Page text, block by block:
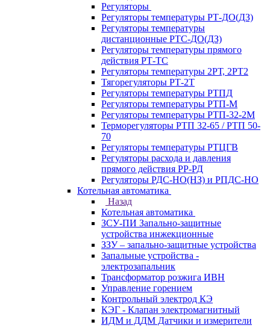
Регуляторы
Регуляторы температуры РТ-ДО(ДЗ)
Регуляторы температуры
дистанционные РТС-ДО(ДЗ)
Регуляторы температуры прямого
действия РТ-ТС
Регуляторы температуры 2РТ, 2РT2
Тягорегуляторы РТ-2Т
Регуляторы температуры РТПД
Регуляторы температуры РТП-M
Регуляторы температуры РТП-32-2М
Терморегуляторы РТП 32-65 / РТП 50-
70
Регуляторы температуры РТЦГВ
Регуляторы расхода и давления
прямого действия РР-РД
Регуляторы РДС-НО(НЗ) и РПДС-НО
Котельная автоматика
Назад
Котельная автоматика
ЗСУ-ПИ Запально-защитные
устройства инжекционные
ЗЗУ – запально-защитные устройства
Запальные устройства -
электрозапальник
Трансформатор розжига ИВН
Управление горением
Контрольный электрод КЭ
КЭГ - Клапан электромагнитный
ИДМ и ДДМ Датчики и измерители